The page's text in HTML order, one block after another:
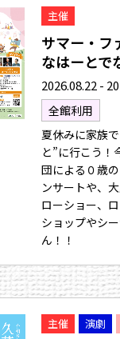
主催
サマー・フ
なはーとで
2026.08.22 -
全館利用
夏休みに家族
と”に行こう！
団による０歳
ンサートや、
ローショー、
ショップやシ
ん！！
主催 演劇